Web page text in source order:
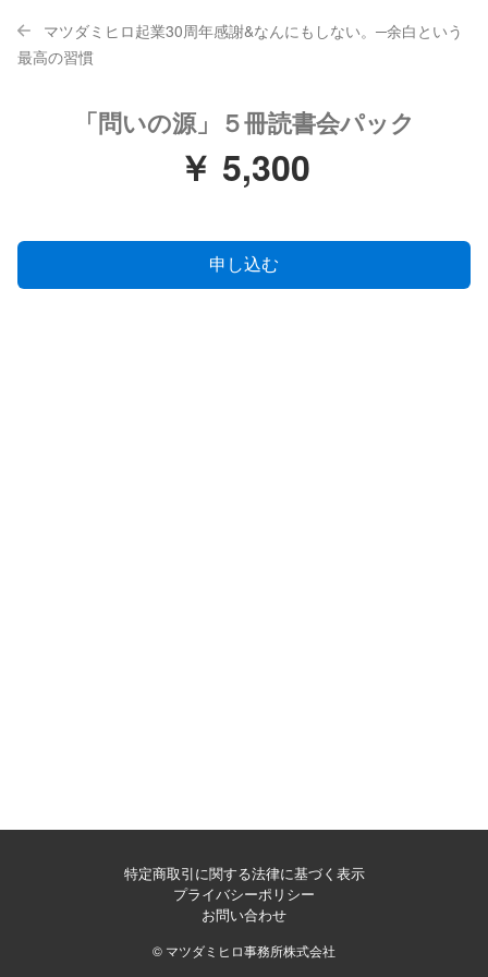
マツダミヒロ起業30周年感謝&なんにもしない。─余白という
最高の習慣
「問いの源」５冊読書会パック
￥ 5,300
申し込む
特定商取引に関する法律に基づく表示
プライバシーポリシー
お問い合わせ
© マツダミヒロ事務所株式会社